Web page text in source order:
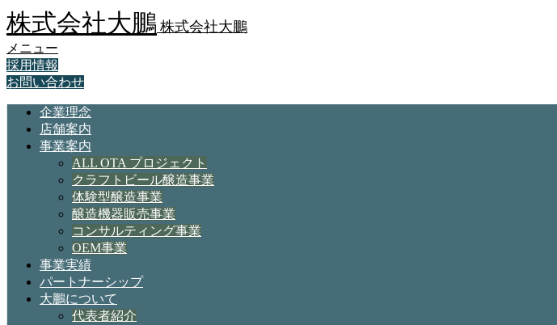
株式会社大鵬 株式会社大鵬
メニュー
採用情報
お問い合わせ
企業理念
店舗案内
事業案内
ALL OTA プロジェクト
クラフトビール醸造事業
体験型醸造事業
醸造機器販売事業
コンサルティング事業
OEM事業
事業実績
パートナーシップ
大鵬について
代表者紹介